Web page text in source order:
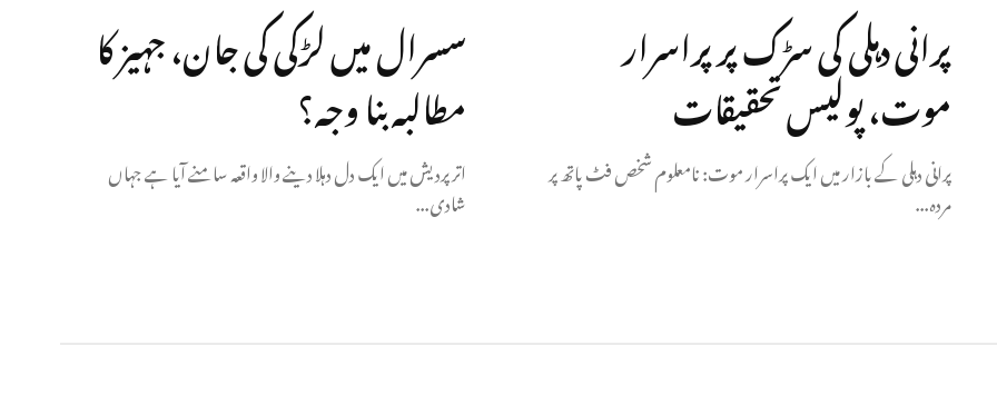
پرانی دہلی کی سڑک پر پراسرار
موت، پولیس تحقیقات
پرانی دہلی کے بازار میں ایک پراسرار موت: نامعلوم شخص فٹ پاتھ پر
مردہ...
سسرال میں لڑکی کی جان، جہیز کا
مطالبہ بنا وجہ؟
اتر پردیش میں ایک دل دہلا دینے والا واقعہ سامنے آیا ہے جہاں
شادی...